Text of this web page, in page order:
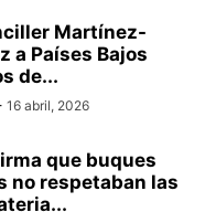
Martínez-
a Países Bajos
de...
16 abril, 2026
que buques
no respetaban las